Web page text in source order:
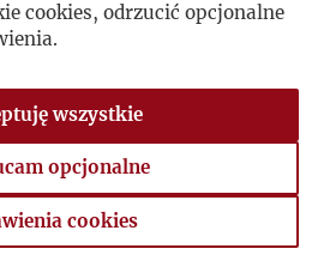
Z
Ż
cookies, odrzucić opcjonalne
wszystkie
opcjonalne
cookies